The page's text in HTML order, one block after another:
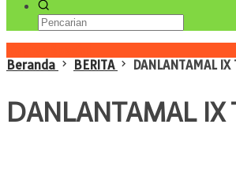
Beranda
BERITA DANLANTAMAL
DANLANTAMAL IX